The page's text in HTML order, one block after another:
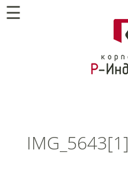
☰
IMG_5643[1]